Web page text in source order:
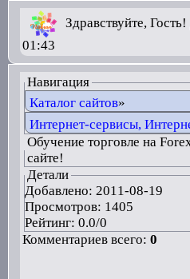
Здравствуйте,
01:43
Навигация
Каталог сайтов»
Интернет-сервисы,
Обучение торговле на
сайте!
Детали
Добавлено: 2011-08-19
Просмотров: 1405
Рейтинг: 0.0/0
Комментариев всего: 0